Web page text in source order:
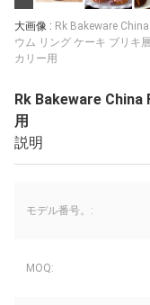
大画像 : Rk Bakeware
ウム リング ケーキ ブリキ
カリー用
Rk Bakeware China
用
説明
モデル番号。:
MOQ: